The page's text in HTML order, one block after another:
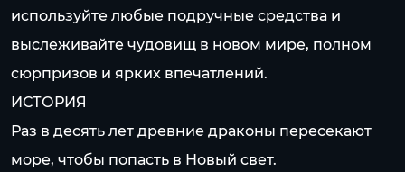
используйте любые подручные средства и
выслеживайте чудовищ в новом мире, полном
сюрпризов и ярких впечатлений.
ИСТОРИЯ
Раз в десять лет древние драконы пересекают
море, чтобы попасть в Новый свет.